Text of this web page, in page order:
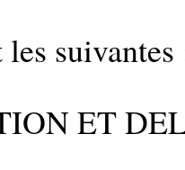
suivantes
ET